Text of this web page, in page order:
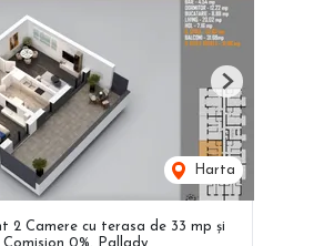
Harta
Next
2 Camere cu terasa de 33 mp și